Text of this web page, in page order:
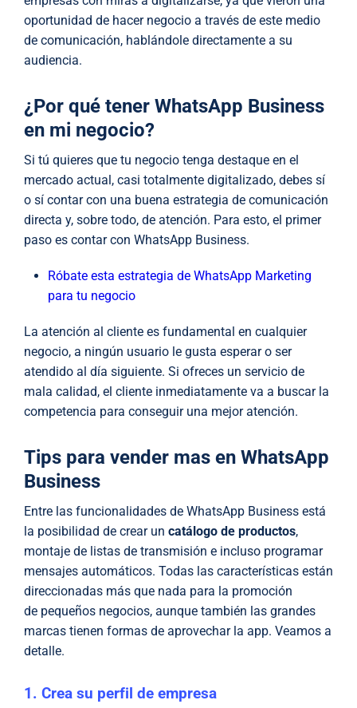
oportunidad de hacer negocio a través de este medio
de comunicación, hablándole directamente a su
audiencia.
¿Por qué tener WhatsApp Business
en mi negocio?
Si tú quieres que tu negocio tenga destaque en el
mercado actual, casi totalmente digitalizado, debes sí
o sí contar con una buena estrategia de comunicación
directa y, sobre todo, de atención. Para esto, el primer
paso es contar con WhatsApp Business.
Róbate esta estrategia de WhatsApp Marketing
para tu negocio
La atención al cliente es fundamental en cualquier
negocio, a ningún usuario le gusta esperar o ser
atendido al día siguiente. Si ofreces un servicio de
mala calidad, el cliente inmediatamente va a buscar la
competencia para conseguir una mejor atención.
Tips para vender mas en WhatsApp
Business
Entre las funcionalidades de WhatsApp Business está
la posibilidad de crear un catálogo de productos,
montaje de listas de transmisión e incluso programar
mensajes automáticos. Todas las características están
direccionadas más que nada para la promoción
de pequeños negocios, aunque también las grandes
marcas tienen formas de aprovechar la app. Veamos a
detalle.
1. Crea su perfil de empresa